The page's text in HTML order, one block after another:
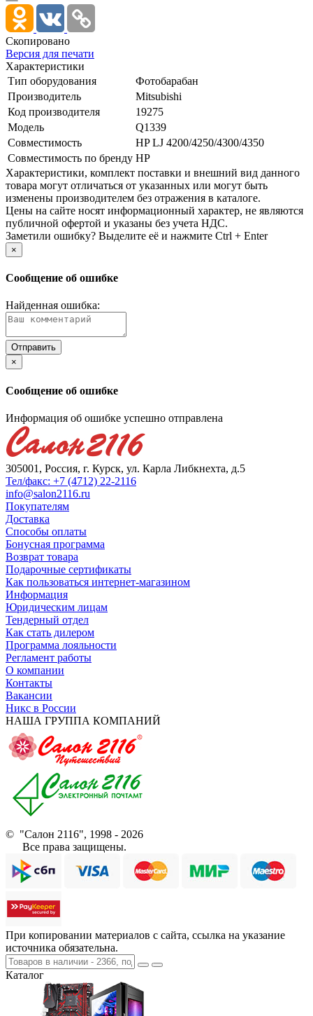
Скопировано
Версия для печати
Характеристики
Тип оборудования
Фотобарабан
Производитель
Mitsubishi
Код производителя
19275
Модель
Q1339
Совместимость
HP LJ 4200/­4250/­4300/­4350
Совместимость по бренду HP
Xарактеристики, комплект поставки и внешний вид данного
товара могут отличаться от указанных или могут быть
изменены производителем без отражения в каталоге.
Цены на сайте носят информационный характер, не являются
публичной офертой и указаны без учета НДС.
Заметили ошибку? Выделите её и нажмите Ctrl + Enter
×
Сообщение об ошибке
Найденная ошибка:
×
Сообщение об ошибке
Информация об ошибке успешно отправлена
305001, Россия, г. Курск, ул. Карла Либкнехта, д.5
Тел/факс: +7 (4712) 22-2116
info@salon2116.ru
Покупателям
Доставка
Способы оплаты
Бонусная программа
Возврат товара
Подарочные сертификаты
Как пользоваться интернет-магазином
Информация
Юридическим лицам
Тендерный отдел
Как стать дилером
Программа лояльности
Регламент работы
О компании
Контакты
Вакансии
Никс в России
НАША ГРУППА КОМПАНИЙ
© "Салон 2116", 1998 - 2026
Все права защищены.
При копировании материалов с сайта, ссылка на указание
источника обязательна.
Каталог